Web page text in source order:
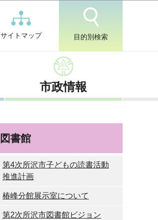
サイトマップ 目的別検索
市政情報
図書館
第4次所沢市子どもの読書活動
推進計画
椿峰分館展示室について
第2次所沢市図書館ビジョン